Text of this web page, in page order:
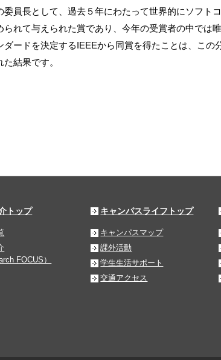
委員長として、過去５年にわたって世界的にソフト
られて与えられた賞であり、今年の受賞者の中では
ダードを決定するIEEEから同賞を得たことは、この
結果です。
トップ
FOCUS）
キャンパスライフトップ
キャンパスマップ
課外活動
学生生活サポート
交通アクセス